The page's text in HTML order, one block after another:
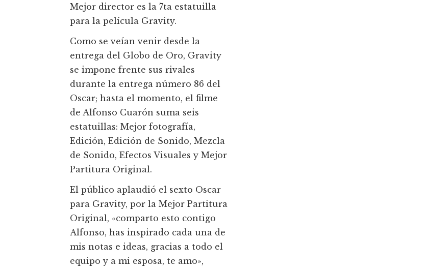
Mejor director es la 7ta estatuilla
para la película Gravity.
Como se veían venir desde la
entrega del Globo de Oro, Gravity
se impone frente sus rivales
durante la entrega número 86 del
Oscar; hasta el momento, el filme
de Alfonso Cuarón suma seis
estatuillas: Mejor fotografía,
Edición, Edición de Sonido, Mezcla
de Sonido, Efectos Visuales y Mejor
Partitura Original.
El público aplaudió el sexto Oscar
para Gravity, por la Mejor Partitura
Original, «comparto esto contigo
Alfonso, has inspirado cada una de
mis notas e ideas, gracias a todo el
equipo y a mi esposa, te amo»,